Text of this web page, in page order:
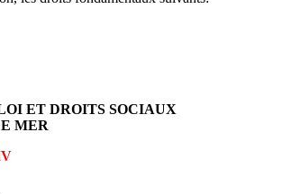
ET DROITS SOCIAUX
MER